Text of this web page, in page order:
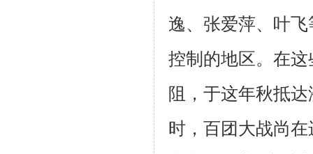
逸、张爱萍、叶
控制的地区。在
阻，于这年秋抵
时，百团大战尚